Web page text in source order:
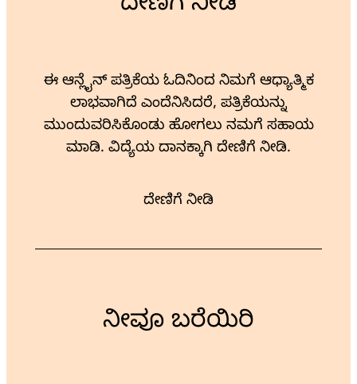
ದೇಣಿಗೆ ನೀಡಿ
ಈ ಆನ್ಲೈನ್ ಪತ್ರಿಕೆಯ ಓದಿನಿಂದ ನಿಮಗೆ ಆಧ್ಯಾತ್ಮಿಕ
ಲಾಭವಾಗಿದೆ ಎಂದೆನಿಸಿದರೆ, ಪತ್ರಿಕೆಯನ್ನು
ಮುಂದುವರಿಸಿಕೊಂಡು ಹೋಗಲು ನಮಗೆ ಸಹಾಯ
ಮಾಡಿ. ವಿದ್ಯೆಯ ದಾನಕ್ಕಾಗಿ ದೇಣಿಗೆ ನೀಡಿ.
ದೇಣಿಗೆ ನೀಡಿ
ನೀವೂ ಬರೆಯಿರಿ